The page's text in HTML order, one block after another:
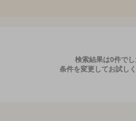
検索結果は0件でし
条件を変更してお試しく